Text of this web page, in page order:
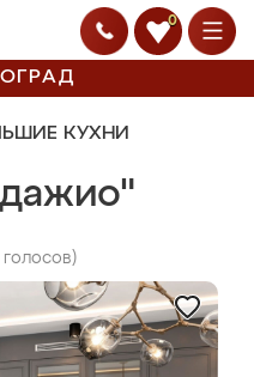
0
КУХНИ
голосов)